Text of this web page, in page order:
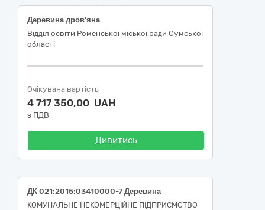
Деревина дров'яна
Відділ освіти Роменської міської ради Сумської
області
Очікувана вартість
4 717 350,00 UAH
з ПДВ
Дивитись
ДК 021:2015:03410000-7 Деревина
КОМУНАЛЬНЕ НЕКОМЕРЦІЙНЕ ПІДПРИЄМСТВО